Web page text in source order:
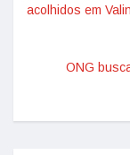
acolhidos em
ONG